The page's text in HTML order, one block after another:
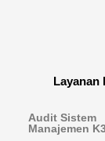
Layanan
Audit Sistem
Manajemen